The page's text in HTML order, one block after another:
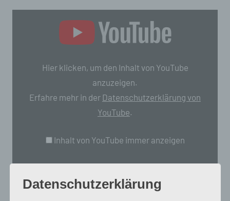
YouTube
Hier klicken, um den Inhalt von YouTube
anzuzeigen.
Erfahre mehr in der Datenschutzerklärung von
YouTube.
Inhalt von YouTube immer anzeigen
„Tom Waits – "Hold On"“ direkt öffnen
Datenschutzerklärung